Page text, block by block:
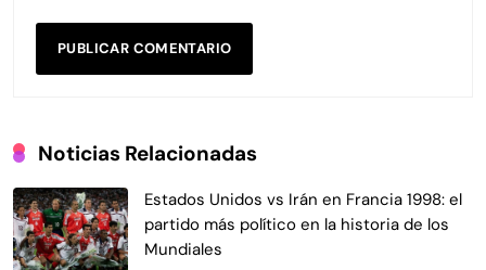
Noticias Relacionadas
Estados Unidos vs Irán en Francia 1998: el
partido más político en la historia de los
Mundiales